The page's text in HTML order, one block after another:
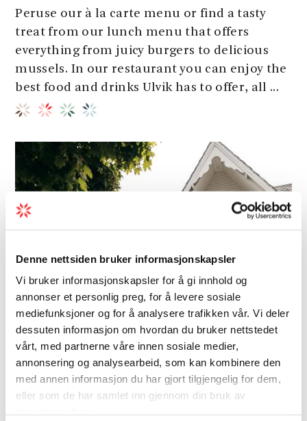
Denne nettsiden bruker informasjonskapsler
Vi bruker informasjonskapsler for å gi innhold og
annonser et personlig preg, for å levere sosiale
mediefunksjoner og for å analysere trafikken vår. Vi deler
dessuten informasjon om hvordan du bruker nettstedet
vårt, med partnerne våre innen sosiale medier,
annonsering og analysearbeid, som kan kombinere den
med annen informasjon du har gjort tilgjengelig for dem,
eller som de har samlet inn gjennom din bruk av
Peruse our à la carte menu or find a tasty
treat from our lunch menu that offers
everything from juicy burgers to delicious
mussels. In our restaurant you can enjoy the
best food and drinks Ulvik has to offer, all ...
Bar/pub | Beer | Wine
Vik Restaurant, Bakery & Café